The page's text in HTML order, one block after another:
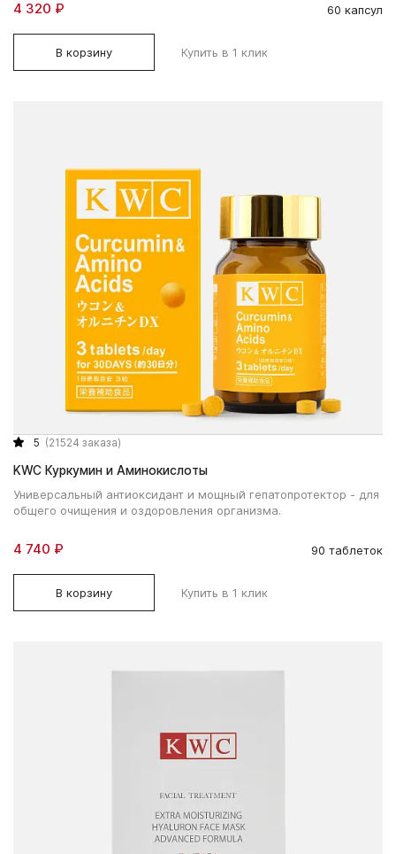
4 320 ₽ 60 капсул
В корзину Купить в 1 клик
5 (21524 заказа)
KWC Куркумин и Аминокислоты
Универсальный антиоксидант и мощный гепатопротектор - для
общего очищения и оздоровления организма.
4 740 ₽ 90 таблеток
В корзину Купить в 1 клик